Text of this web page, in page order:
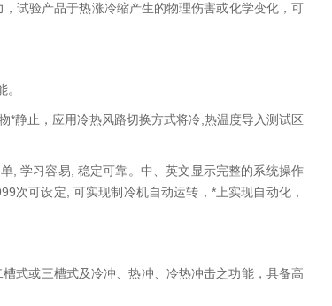
试验产品于热涨冷缩产生的物理伤害或化学变化，可
*静止，应用冷热风路切换方式将冷,热温度导入测试区
, 学习容易, 稳定可靠。中、英文显示完整的系统操作
次可设定, 可实现制冷机自动运转，*上实现自动化，
式或三槽式及冷冲、热冲、冷热冲击之功能，具备高